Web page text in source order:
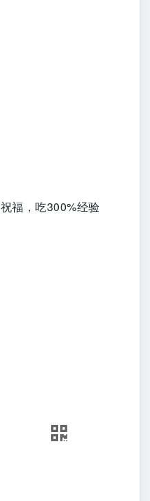
福，吃300%经验